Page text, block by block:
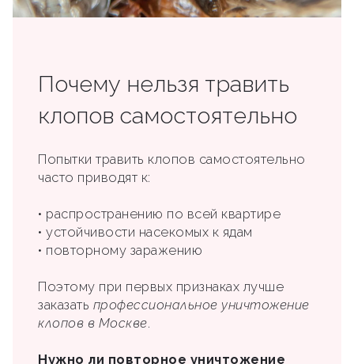
Почему нельзя травить
клопов самостоятельно
Попытки травить клопов самостоятельно
часто приводят к:
• распространению по всей квартире
• устойчивости насекомых к ядам
• повторному заражению
Поэтому при первых признаках лучше
заказать профессиональное уничтожение
клопов в Москве.
Нужно ли повторное уничтожение